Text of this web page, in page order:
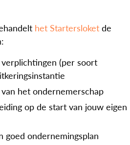
het Startersloket de
(per soort
het ondernemerschap
op de start van jouw eigen
goed ondernemingsplan